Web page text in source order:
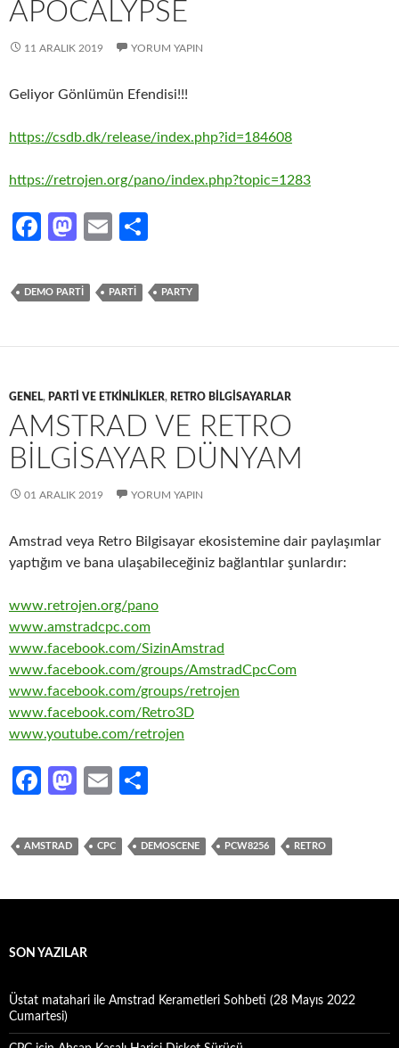
APOCALYPSE
11 ARALIK 2019 YORUM YAPIN
Geliyor Gönlümün Efendisi!!!
https://csdb.dk/release/index.php?id=184608
https://retrojen.org/pano/index.php?topic=1283
Fa
b
o
M
to
o
E
ail ar
DEMO PARTI PARTI PARTY
GENEL, PARTI VE ETKINLIKLER, RETRO BILGISAYARLAR
AMSTRAD VE RETRO
BILGISAYAR DÜNYAM
01 ARALIK 2019 YORUM YAPIN
Amstrad veya Retro Bilgisayar ekosistemine dair paylaşımlar
yaptığım ve bana ulaşabileceğiniz bağlantılar şunlardır:
www.retrojen.org/pano
www.amstradcpc.com
www.facebook.com/SizinAmstrad
www.facebook.com/groups/AmstradCpcCom
www.facebook.com/groups/retrojen
www.facebook.com/Retro3D
www.youtube.com/retrojen
Fa
b
o
M
to
o
E
ail ar
AMSTRAD CPC DEMOSCENE PCW8256 RETRO
SON YAZILAR
Üstat matahari ile Amstrad Kerametleri Sohbeti (28 Mayıs 2022
Cumartesi)